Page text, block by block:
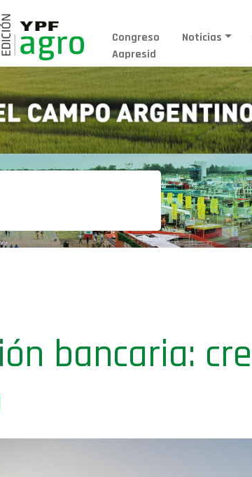
Congreso
Aapresid
Noticias
bancaria: